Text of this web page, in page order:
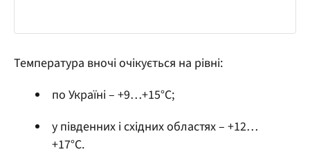
Температура вночі очікується на рівні:
по Україні – +9…+15°С;
у південних і східних областях – +12…
+17°С.